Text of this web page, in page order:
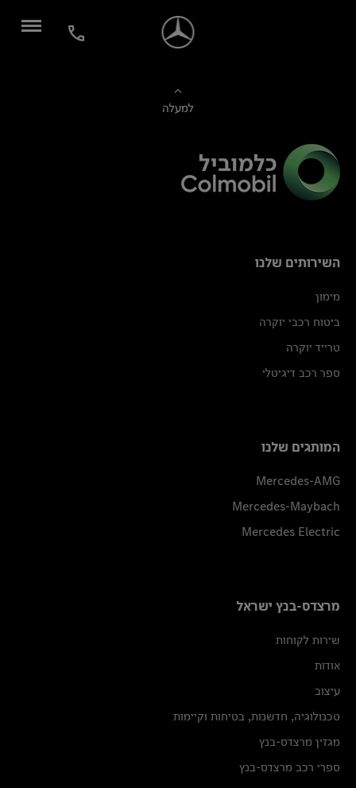
למעלה
השירותים שלנו
מימון
ביטוח רכבי יוקרה
טרייד יוקרה
ספר רכב דיגיטלי
המותגים שלנו
Mercedes-AMG
Mercedes-Maybach
Mercedes Electric
מרצדס-בנץ ישראל
שירות לקוחות
אודות
עיצוב
טכנולוגיה, חדשנות, בטיחות וקיימות
מגזין מרצדס-בנץ
ספרי רכב מרצדס-בנץ